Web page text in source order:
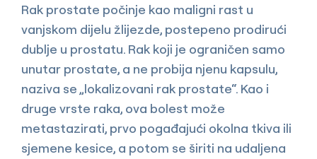
Rak prostate počinje kao maligni rast u
vanjskom dijelu žlijezde, postepeno prodirući
dublje u prostatu. Rak koji je ograničen samo
unutar prostate, a ne probija njenu kapsulu,
naziva se „lokalizovani rak prostate“. Kao i
druge vrste raka, ova bolest može
metastazirati, prvo pogađajući okolna tkiva ili
sjemene kesice, a potom se širiti na udaljena